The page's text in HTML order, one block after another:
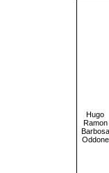
Hugo
Ramon
Barbosa
Oddone